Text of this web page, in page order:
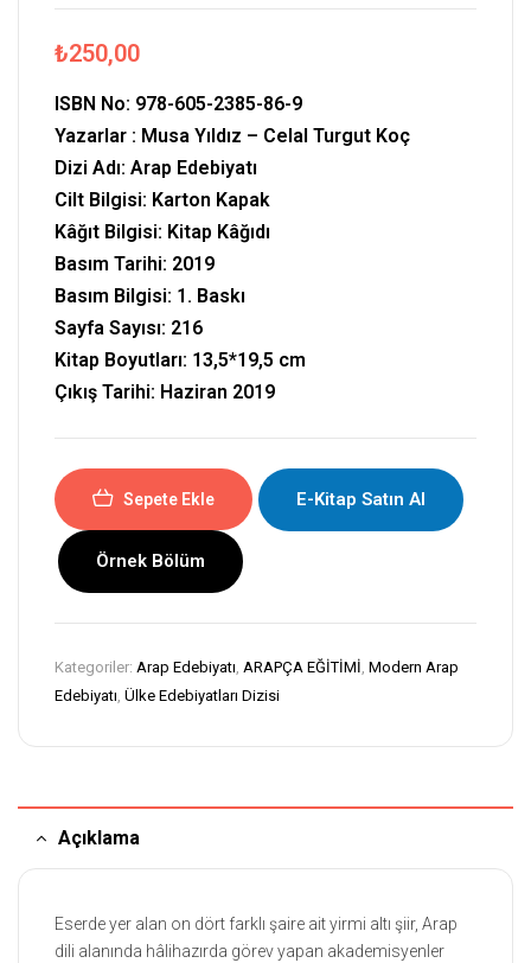
₺250,00
ISBN No: 978-605-2385-86-9
Yazarlar : Musa Yıldız – Celal Turgut Koç
Dizi Adı: Arap Edebiyatı
Cilt Bilgisi: Karton Kapak
Kâğıt Bilgisi: Kitap Kâğıdı
Basım Tarihi: 2019
Basım Bilgisi: 1. Baskı
Sayfa Sayısı: 216
Kitap Boyutları: 13,5*19,5 cm
Çıkış Tarihi: Haziran 2019
Sepete Ekle E-Kitap Satın Al
Örnek Bölüm
Kategoriler: Arap Edebiyatı, ARAPÇA EĞİTİMİ, Modern Arap
Edebiyatı, Ülke Edebiyatları Dizisi
Açıklama
Eserde yer alan on dört farklı şaire ait yirmi altı şiir, Arap
dili alanında hâlihazırda görev yapan akademisyenler